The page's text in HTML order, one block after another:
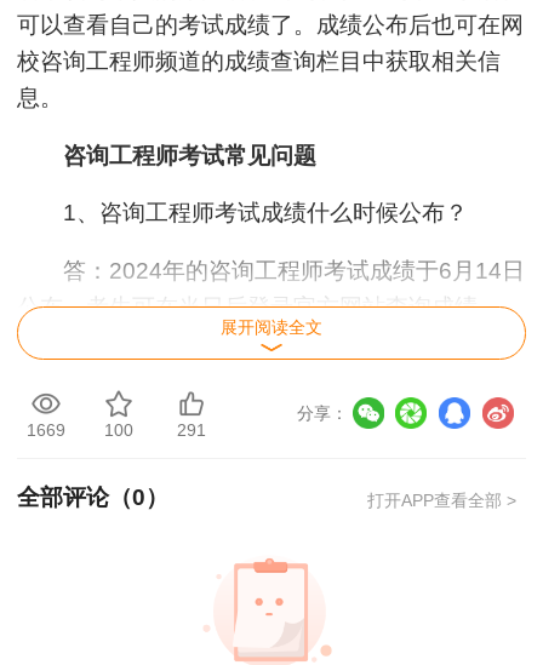
可以查看自己的考试成绩了。成绩公布后也可在网
校咨询工程师频道的成绩查询栏目中获取相关信
息。
咨询工程师考试常见问题
1、咨询工程师考试成绩什么时候公布？
答：2024年的咨询工程师考试成绩于6月14日
公布，考生可在当日后登录官方网站查询成绩。
2、如何领取咨询工程师资格证书？
答：通过考核合格的考生可在中国人事考试网
书。具体领取方式可现场或邮寄领取，需携带相关
展开阅读全文
1669 100 291
分享：
全部评论（0） 打开APP查看全部 >